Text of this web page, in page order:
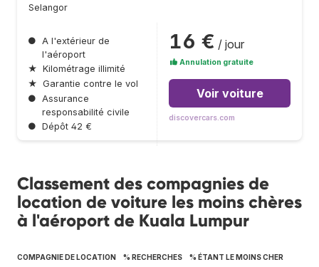
Selangor
● A l'extérieur de
l'aéroport
★ Kilométrage illimité
★ Garantie contre le vol
● Assurance
responsabilité civile
● Dépôt 42 €
16 € / jour
Annulation gratuite
Voir voiture
discovercars.com
Classement des compagnies de
location de voiture les moins chères
à l'aéroport de Kuala Lumpur
COMPAGNIE DE LOCATION % RECHERCHES % ÉTANT LE MOINS CHER